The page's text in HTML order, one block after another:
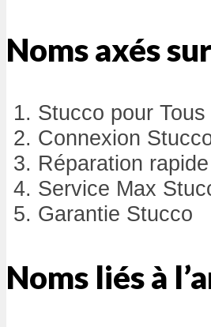
Noms axés
Stucco pour Tous
Connexion
Réparation
Service Max
Garantie Stucco
Noms liés à